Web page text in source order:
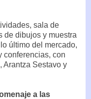
sala de
de dibujos y muestra
último del mercado,
conferencias, con
Arantza Sestavo y
a las